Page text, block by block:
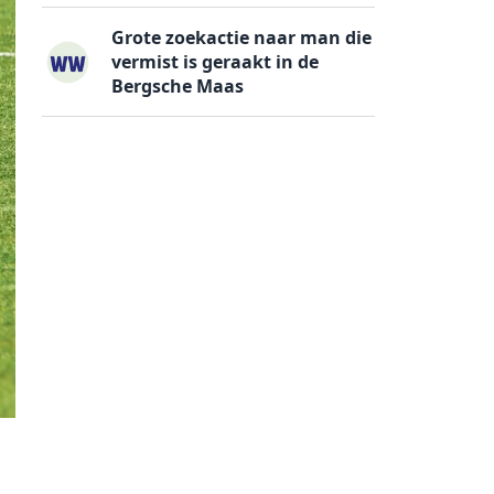
Grote zoekactie naar man die
vermist is geraakt in de
Bergsche Maas